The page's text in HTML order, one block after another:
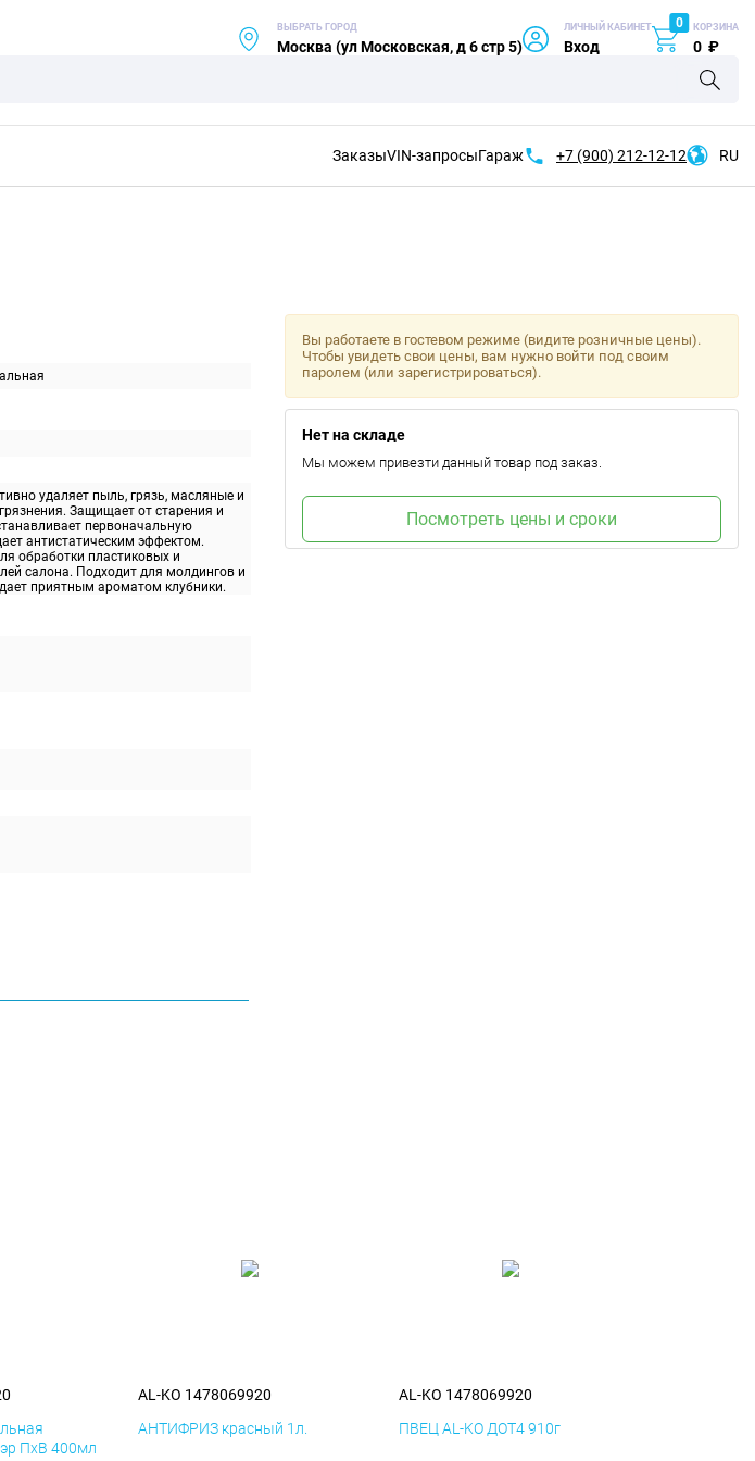
ВЫБРАТЬ ГОРОД
Москва (ул Московская, д 6 стр 5)
ЛИЧНЫЙ КАБИНЕТ
Вход
0 КОРЗИНА
0 ₽
ЗаказыVIN-запросыГараж +7 (900) 212-12-12 RU
удаляет пыль, грязь, масляные и
Защищает от старения и
первоначальную
антистатическим эффектом.
обработки пластиковых и
салона. Подходит для молдингов и
приятным ароматом клубники.
Вы работаете в гостевом режиме (видите розничные цены).
Чтобы увидеть свои цены, вам нужно войти под своим
паролем (или зарегистрироваться).
Нет на складе
Мы можем привезти данный товар под заказ.
Посмотреть цены и сроки
ПхВ 400мл
AL-KO 1478069920
АНТИФРИЗ красный 1л.
AL-KO 1478069920
ПВЕЦ AL-KO ДОТ4 910г